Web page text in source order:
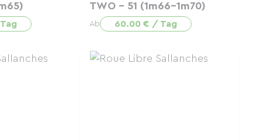
TWO - 51 (1m66-1m70)
Ab 60.00 € / Tag